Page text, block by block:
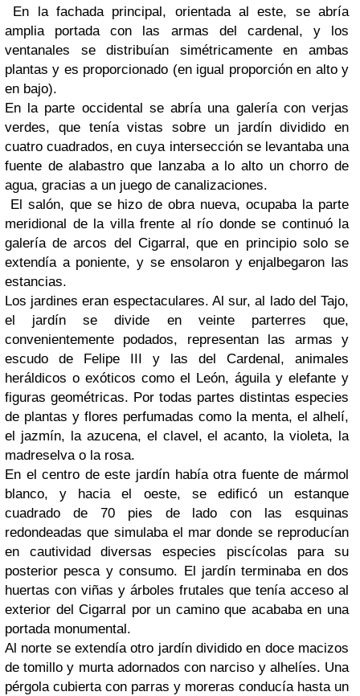
En la fachada principal, orientada al este, se abría
amplia portada con las armas del cardenal, y los
ventanales se distribuían simétricamente en ambas
plantas y es proporcionado (en igual proporción en alto y
en bajo).
En la parte occidental se abría una galería con verjas
verdes, que tenía vistas sobre un jardín dividido en
cuatro cuadrados, en cuya intersección se levantaba una
fuente de alabastro que lanzaba a lo alto un chorro de
agua, gracias a un juego de canalizaciones.
El salón, que se hizo de obra nueva, ocupaba la parte
meridional de la villa frente al río donde se continuó la
galería de arcos del Cigarral, que en principio solo se
extendía a poniente, y se ensolaron y enjalbegaron las
estancias.
Los jardines eran espectaculares. Al sur, al lado del Tajo,
el jardín se divide en veinte parterres que,
convenientemente podados, representan las armas y
escudo de Felipe III y las del Cardenal, animales
heráldicos o exóticos como el León, águila y elefante y
figuras geométricas. Por todas partes distintas especies
de plantas y flores perfumadas como la menta, el alhelí,
el jazmín, la azucena, el clavel, el acanto, la violeta, la
madreselva o la rosa.
En el centro de este jardín había otra fuente de mármol
blanco, y hacia el oeste, se edificó un estanque
cuadrado de 70 pies de lado con las esquinas
redondeadas que simulaba el mar donde se reproducían
en cautividad diversas especies piscícolas para su
posterior pesca y consumo. El jardín terminaba en dos
huertas con viñas y árboles frutales que tenía acceso al
exterior del Cigarral por un camino que acababa en una
portada monumental.
Al norte se extendía otro jardín dividido en doce macizos
de tomillo y murta adornados con narciso y alhelíes. Una
pérgola cubierta con parras y moreras conducía hasta un